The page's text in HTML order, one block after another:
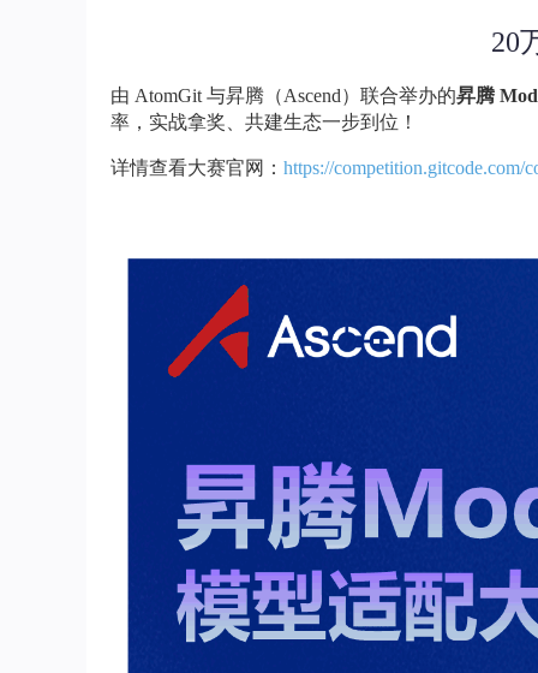
20
由 AtomGit 与昇腾（Ascend）联合举办的昇腾
率，实战拿奖、共建生态一步到位！
详情查看大赛官网： https://competition.gitcode.com/